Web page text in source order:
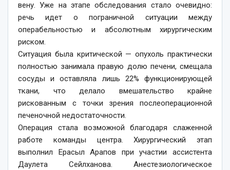
вену. Уже на этапе обследования стало очевидно:
речь идет о пограничной ситуации между
операбельностью и абсолютным хирургическим
риском.
Ситуация была критической — опухоль практически
полностью занимала правую долю печени, смещала
сосуды и оставляла лишь 22% функционирующей
ткани, что делало вмешательство крайне
рискованным с точки зрения послеоперационной
печеночной недостаточности.
Операция стала возможной благодаря слаженной
работе команды центра. Хирургический этап
выполнил Ерасыл Арапов при участии ассистента
Даулета Сейлханова. Анестезиологическое